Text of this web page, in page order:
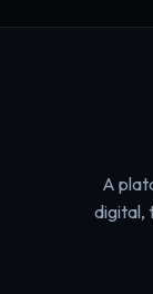
A
digital,